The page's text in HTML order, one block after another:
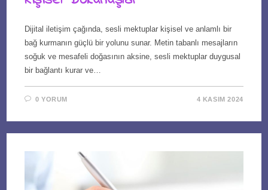
Dijital iletişim çağında, sesli mektuplar kişisel ve anlamlı bir
bağ kurmanın güçlü bir yolunu sunar. Metin tabanlı mesajların
soğuk ve mesafeli doğasının aksine, sesli mektuplar duygusal
bir bağlantı kurar ve…
0 YORUM 4 KASIM 2024